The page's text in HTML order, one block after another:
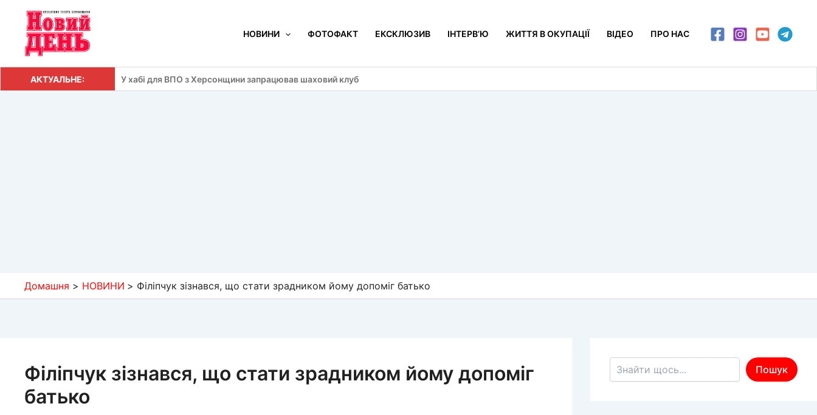
Перейти
вмісту
НОВИНИ ФОТОФАКТ ЕКСКЛЮЗИВ ІНТЕРВ’Ю ЖИТТЯ В ОКУПАЦІЇ ВІДЕО ПРО НАС
АКТУАЛЬНЕ: У хабі для ВПО з Херсонщини запрацював шаховий клуб
Домашня НОВИНИ Філіпчук зізнався, що стати зрадником йому допоміг батько
Філіпчук зізнався, що стати зрадником йому допоміг
батько
Пошук по сайту
Пошук